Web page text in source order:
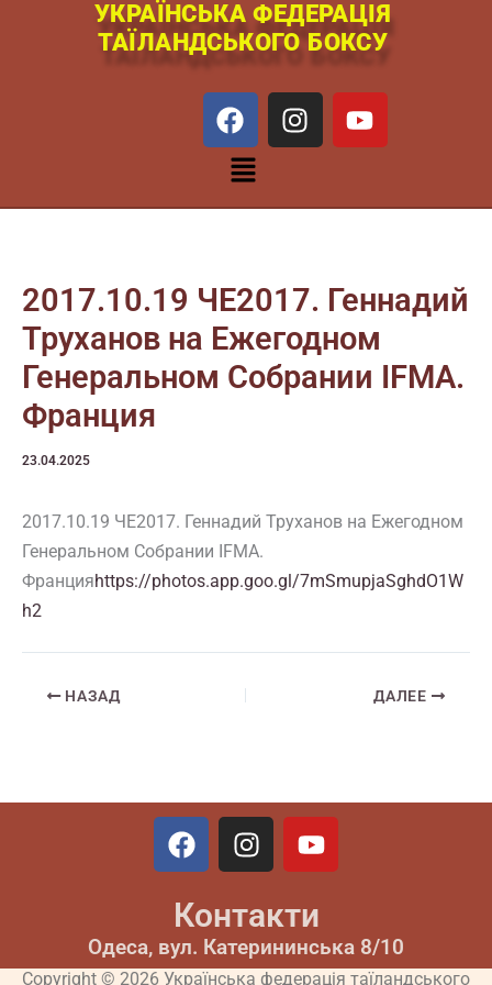
УКРАЇНСЬКА ФЕДЕРАЦІЯ
ТАЇЛАНДСЬКОГО БОКСУ
a
c
e
b
o
n
s
g
m
o
u
b
Меню
2017.10.19 ЧЕ2017. Геннадий
Труханов на Ежегодном
Генеральном Собрании IFMA.
Франция
23.04.2025
2017.10.19 ЧЕ2017. Геннадий Труханов на Ежегодном
Генеральном Собрании IFMA.
Францияhttps://photos.app.goo.gl/7mSmupjaSghdO1W
h2
НАЗАД ДАЛЕЕ
F
a
e
b
o
I
n
t
a
g
Y
o
t
u
b
Контакти
Одеса, вул. Катерининська 8/10
Copyright © 2026 Українська федерація таїландського